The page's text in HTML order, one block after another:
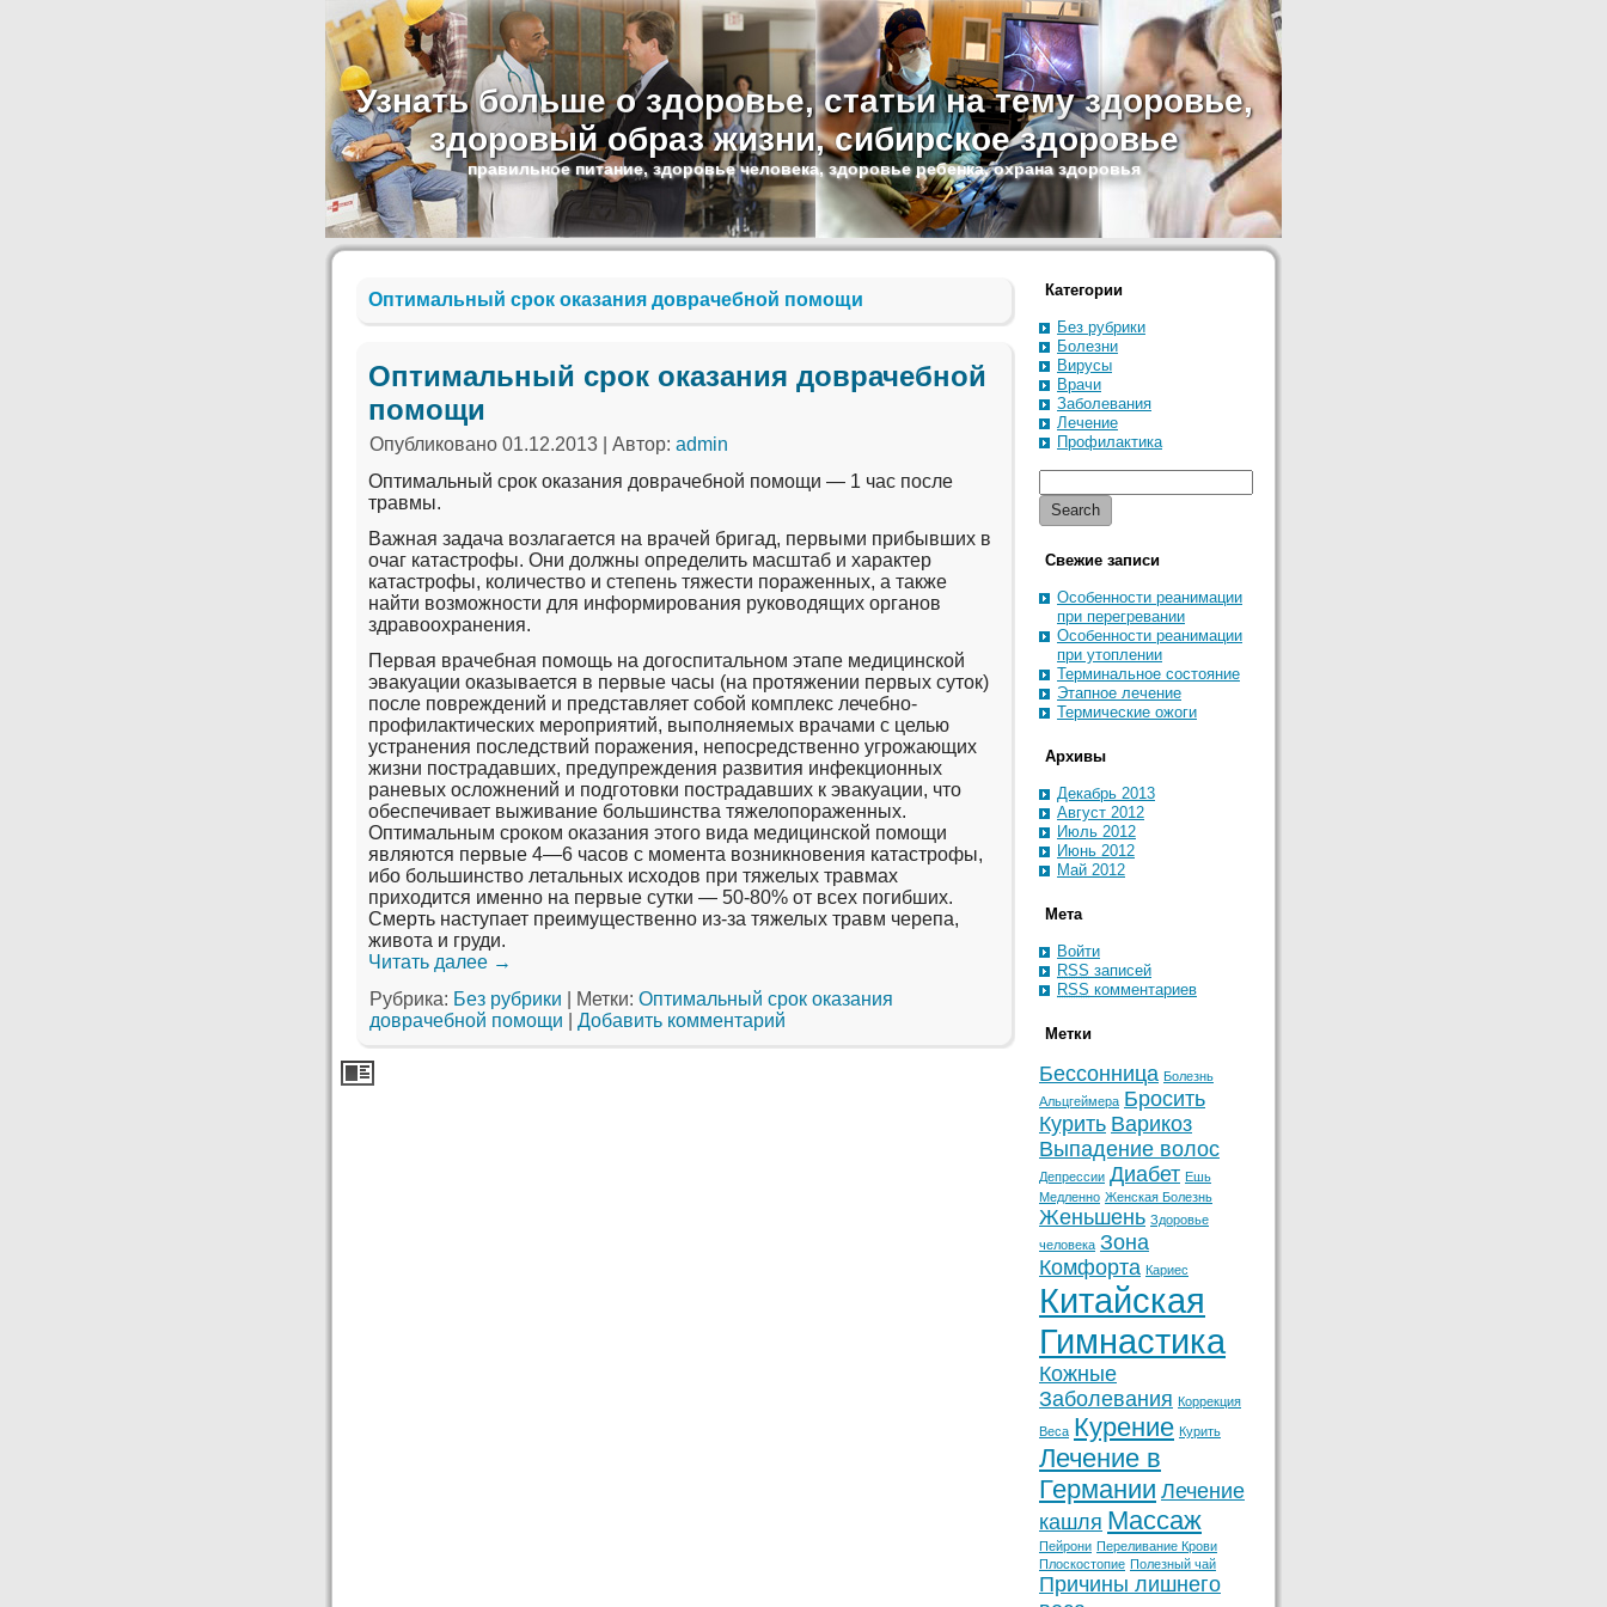
Узнать больше о здоровье, статьи на тему здоровье,
здоровый образ жизни, сибирское здоровье
правильное питание, здоровье человека, здоровье ребенка, охрана здоровья
Оптимальный срок оказания доврачебной помощи
Оптимальный срок оказания доврачебной
помощи
Опубликовано 01.12.2013 Автор: admin
Оптимальный срок оказания доврачебной помощи — 1 час после
травмы.
Важная задача возлагается на врачей бригад, первыми прибывших в
очаг катастрофы. Они должны определить масштаб и характер
катастрофы, количество и степень тяжести пораженных, а также
найти возможности для информирования руководящих органов
здравоохранения.
Первая врачебная помощь на догоспитальном этапе медицинской
эвакуации оказывается в первые часы (на протяжении первых суток)
после повреждений и представляет собой комплекс лечебно-
профилактических мероприятий, выполняемых врачами с целью
устранения последствий поражения, непосредственно угрожающих
жизни пострадавших, предупреждения развития инфекционных
раневых осложнений и подготовки пострадавших к эвакуации, что
обеспечивает выживание большинства тяжелопораженных.
Оптимальным сроком оказания этого вида медицинской помощи
являются первые 4—6 часов с момента возникновения катастрофы,
ибо большинство летальных исходов при тяжелых травмах
приходится именно на первые сутки — 50-80% от всех погибших.
Смерть наступает преимущественно из-за тяжелых травм черепа,
живота и груди.
Читать далее →
Рубрика: Без рубрики Метки: Оптимальный срок оказания
доврачебной помощи
Добавить комментарий
Категории
Без рубрики
Болезни
Вирусы
Врачи
Заболевания
Лечение
Профилактика
Свежие записи
Особенности реанимации
при перегревании
Особенности реанимации
при утоплении
Терминальное состояние
Этапное лечение
Термические ожоги
Архивы
Декабрь 2013
Август 2012
Июль 2012
Июнь 2012
Май 2012
Мета
Войти
RSS записей
RSS комментариев
Метки
Бессонница Болезнь
Альцгеймера Бросить
Курить Варикоз
Выпадение волос
Депрессии Диабет Ешь
Медленно Женская Болезнь
Женьшень Здоровье
человека Зона
Комфорта Кариес
Китайская
Гимнастика
Кожные
Заболевания Коррекция
Веса Курение Курить
Лечение в
Германии Лечение
кашля Массаж
Пейрони Переливание Крови
Плоскостопие Полезный чай
Причины лишнего